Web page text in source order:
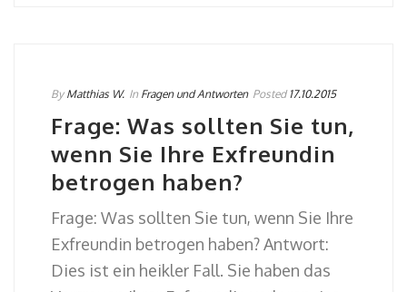
By Matthias W. In Fragen und Antworten Posted 17.10.2015
Frage: Was sollten Sie tun,
wenn Sie Ihre Exfreundin
betrogen haben?
Frage: Was sollten Sie tun, wenn Sie Ihre
Exfreundin betrogen haben? Antwort:
Dies ist ein heikler Fall. Sie haben das